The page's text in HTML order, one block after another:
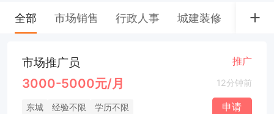
全部 市场销售 行政人事 城建装修 电商
市场推广员 推广
3000-5000元/月 12分钟前
东城 经验不限 学历不限 申请